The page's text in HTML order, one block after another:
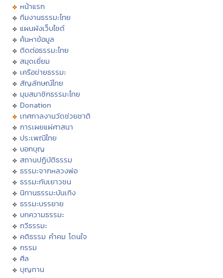
หน้าแรก
ทีมงานธรรมะไทย
แผนผังเว็บไซต์
ค้นหาข้อมูล
ติดต่อธรรมะไทย
สมุดเยี่ยม
เครือข่ายธรรมะ
สัญลักษณ์ไทย
มุมสมาชิกธรรมะไทย
Donation
เทศกาลงานวัดช่วยชาติ
การเผยแผ่ศาสนา
ประเพณีไทย
บอกบุญ
สถานปฏิบัติธรรม
ธรรมะจากหลวงพ่อ
ธรรมะกับเยาวชน
นิทานธรรมะบันเทิง
ธรรมะบรรยาย
บทความธรรมะ
กวีธรรมะ
คติธรรม คำคม โดนใจ
กรรม
ศีล
บุญทาน